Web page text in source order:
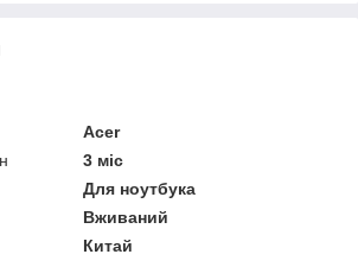
Acer
3 міс
Для ноутбука
Вживаний
Китай